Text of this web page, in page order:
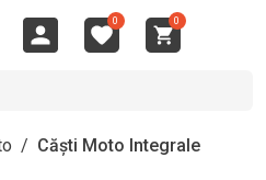
0 0
/ Căști Moto Integrale